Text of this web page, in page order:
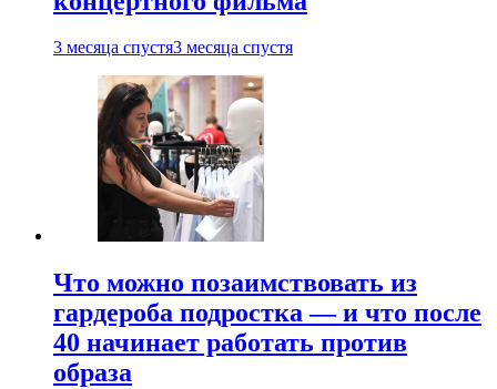
3 месяца спустя3 месяца спустя
Что можно позаимствовать из
гардероба подростка — и что после
40 начинает работать против
образа